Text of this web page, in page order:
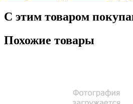
С этим товаром
Похожие товары